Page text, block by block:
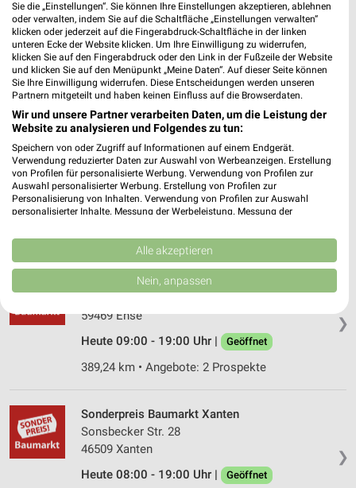
Sonderpreis Baumarkt Elsdorf
Hinter den Gärten 1
50189 Elsdorf
Heute 08:00 - 19:00 Uhr |
Geöffnet
502,49 km • Angebote: 2 Prospekte
Sonderpreis Baumarkt Wenden
Hauptstraße 21-29
57482 Wenden
Heute 09:00 - 19:00 Uhr | Geöffnet
❯
Sonderpreis Baumarkt Ense
59469 Ense
Heute 09:00 - 19:00 Uhr |
Geöffnet
389,24 km • Angebote: 2 Prospekte
❯
Sonderpreis Baumarkt Xanten
Sonsbecker Str. 28
46509 Xanten
Heute 08:00 - 19:00 Uhr |
Geöffnet
Sie die „Einstellungen“. Sie können Ihre Einstellungen akzeptieren, ablehnen
oder verwalten, indem Sie auf die Schaltfläche „Einstellungen verwalten“
klicken oder jederzeit auf die Fingerabdruck-Schaltfläche in der linken
unteren Ecke der Website klicken. Um Ihre Einwilligung zu widerrufen,
klicken Sie auf den Fingerabdruck oder den Link in der Fußzeile der Website
und klicken Sie auf den Menüpunkt „Meine Daten“. Auf dieser Seite können
Sie Ihre Einwilligung widerrufen. Diese Entscheidungen werden unseren
Partnern mitgeteilt und haben keinen Einfluss auf die Browserdaten.
Wir und unsere Partner verarbeiten Daten, um die Leistung der
Website zu analysieren und Folgendes zu tun:
Speichern von oder Zugriff auf Informationen auf einem Endgerät.
Verwendung reduzierter Daten zur Auswahl von Werbeanzeigen. Erstellung
von Profilen für personalisierte Werbung. Verwendung von Profilen zur
Auswahl personalisierter Werbung. Erstellung von Profilen zur
Personalisierung von Inhalten. Verwendung von Profilen zur Auswahl
personalisierter Inhalte. Messung der Werbeleistung. Messung der
Kombinationen von Daten aus verschiedenen Quellen. Entwicklung und
Verbesserung der Angebote. Verwendung reduzierter Daten zur Auswahl
von Inhalten.
Daten können außerhalb der Europäischen Union weitergegeben und in die
USA gesendet werden.
Website/App.
Partnerliste anzeigen (1 IAB-Anbieter)
Wir nutzen Ihre Daten für folgende Zwecke:
Speichern von oder Zugriff auf Informationen
auf einem Endgerät
Verwendung reduzierter Daten zur Auswahl von
Werbeanzeigen
Alle akzeptieren
Nein, anpassen